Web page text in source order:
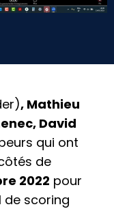
, Mathieu
David
qui ont
de
2022 pour
de scoring